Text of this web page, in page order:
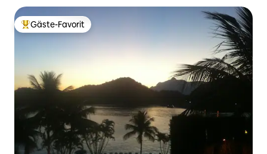
Beliebter Gäste-Favorit.
Gäste-Favorit